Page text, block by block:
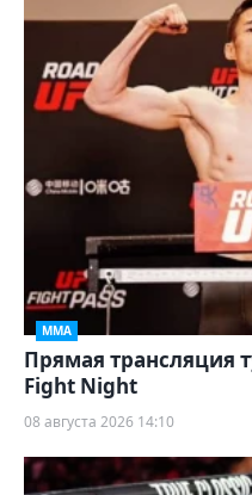
ММА
Прямая трансляция
Fight Night
08 августа 2026 14:10